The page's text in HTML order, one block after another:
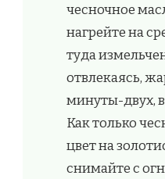
чесночное
нагрейте на
туда
отвлекаясь,
минуты-двух,
Как только
цвет на
снимайте с